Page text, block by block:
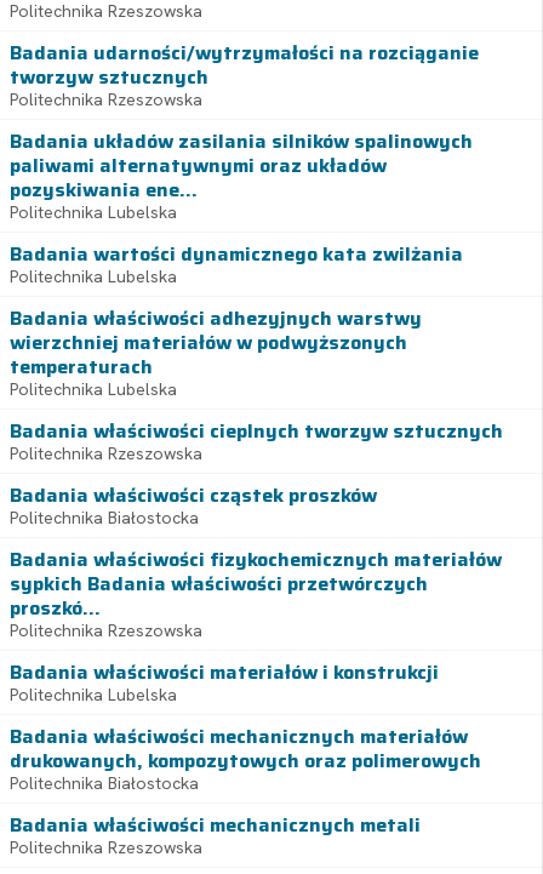
Politechnika Rzeszowska
Badania udarności/wytrzymałości na rozciąganie
tworzyw sztucznych
Politechnika Rzeszowska
Badania układów zasilania silników spalinowych
paliwami alternatywnymi oraz układów
pozyskiwania ene...
Politechnika Lubelska
Badania wartości dynamicznego kata zwilżania
Politechnika Lubelska
Badania właściwości adhezyjnych warstwy
wierzchniej materiałów w podwyższonych
temperaturach
Politechnika Lubelska
Badania właściwości cieplnych tworzyw sztucznych
Politechnika Rzeszowska
Badania właściwości cząstek proszków
Politechnika Białostocka
Badania właściwości fizykochemicznych materiałów
sypkich Badania właściwości przetwórczych
proszkó...
Politechnika Rzeszowska
Badania właściwości materiałów i konstrukcji
Politechnika Lubelska
Badania właściwości mechanicznych materiałów
drukowanych, kompozytowych oraz polimerowych
Politechnika Białostocka
Badania właściwości mechanicznych metali
Politechnika Rzeszowska